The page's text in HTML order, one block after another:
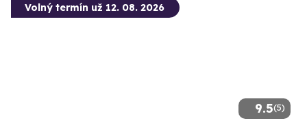
9.5(5)
Volný termín už 12. 08. 2026